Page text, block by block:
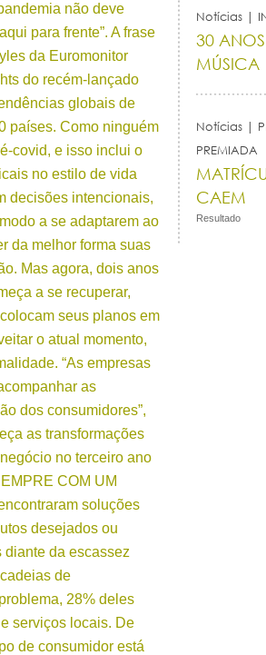
Notícias |
30
MÚSICA
Notícias |
PREMIADA
CAEM
Resultado
não deve
para frente”. A frase
da Euromonitor
do recém-lançado
globais de
países. Como ninguém
covid, e isso inclui o
no estilo de vida
decisões intencionais,
a se adaptarem ao
da melhor forma suas
Mas agora, dois anos
a se recuperar,
seus planos em
o atual momento,
“As empresas
as
dos consumidores”,
as transformações
no terceiro ano
COM UM
soluções
desejados ou
diante da escassez
de
28% deles
serviços locais. De
de consumidor está